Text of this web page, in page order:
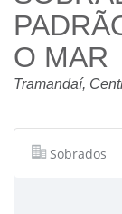
O MAR
Tramandaí,
Sobrados